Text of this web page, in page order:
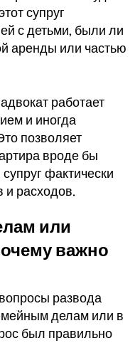
супруг
с детьми, были ли
аренды или частью
работает
и иногда
позволяет
вроде бы
фактически
и расходов.
или
важно
развода
делам или в
был правильно